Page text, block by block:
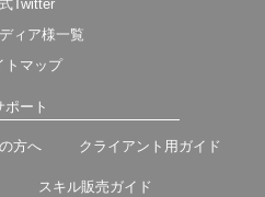
Twitter
ィア様一覧
トマップ
ポート
方へ クライアント用ガイド
スキル販売ガイド